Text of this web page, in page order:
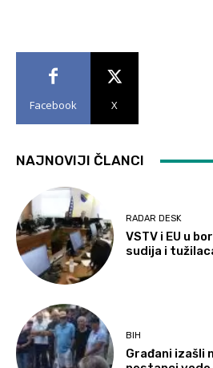
Facebook X
NAJNOVIJI ČLANCI
RADAR DESK
VSTV i EU u
sudija i
BIH
Građani izašli